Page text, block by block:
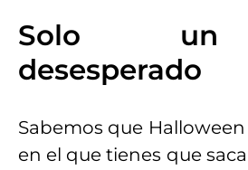
Solo un
desesperado
Sabemos que
en el que tienes que